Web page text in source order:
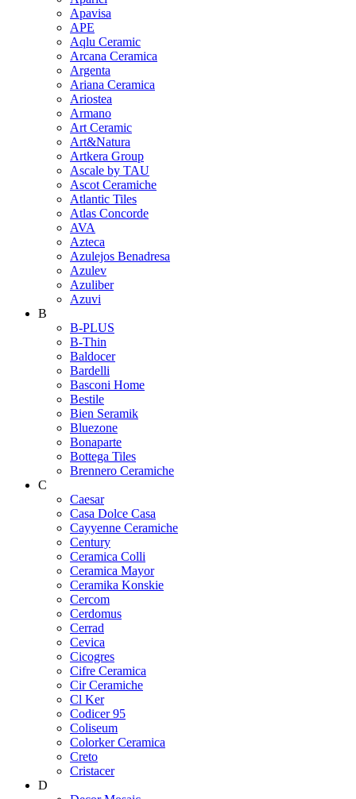
Apavisa
APE
Aqlu Ceramic
Arcana Ceramica
Argenta
Ariana Ceramica
Ariostea
Armano
Art Ceramic
Art&Natura
Artkera Group
Ascale by TAU
Ascot Ceramiche
Atlantic Tiles
Atlas Concorde
AVA
Azteca
Azulejos Benadresa
Azulev
Azuliber
Azuvi
B
B-PLUS
B-Thin
Baldocer
Bardelli
Basconi Home
Bestile
Bien Seramik
Bluezone
Bonaparte
Bottega Tiles
Brennero Ceramiche
C
Caesar
Casa Dolce Casa
Cayyenne Ceramiche
Century
Ceramica Colli
Ceramica Mayor
Ceramika Konskie
Cercom
Cerdomus
Cerrad
Cevica
Cicogres
Cifre Ceramica
Cir Ceramiche
Cl Ker
Codicer 95
Coliseum
Colorker Ceramica
Creto
Cristacer
D